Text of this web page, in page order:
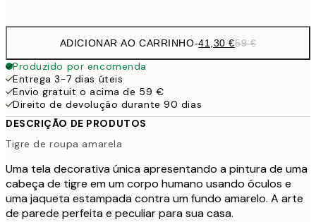
ADICIONAR AO CARRINHO-41,30 €59 €
Produzido por encomenda
Entrega 3-7 dias úteis
Envio gratuit o acima de 59 €
Direito de devolução durante 90 dias
DESCRIÇÃO DE PRODUTOS
Tigre de roupa amarela
Uma tela decorativa única apresentando a pintura de uma
cabeça de tigre em um corpo humano usando óculos e
uma jaqueta estampada contra um fundo amarelo. A arte
de parede perfeita e peculiar para sua casa.